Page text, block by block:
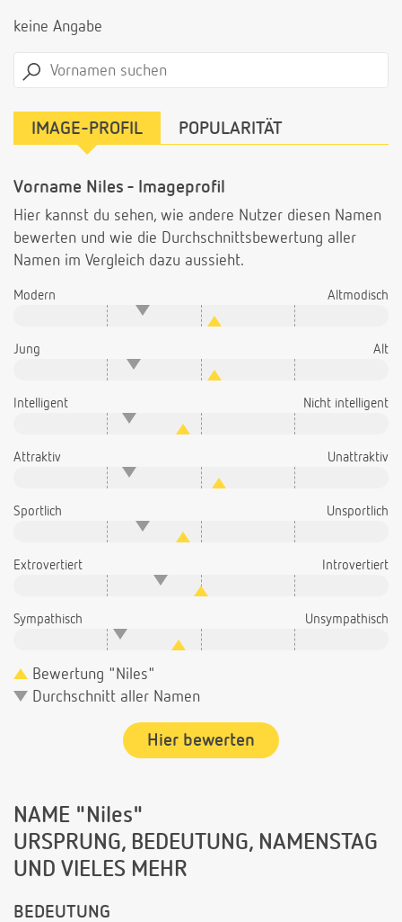
keine Angabe
IMAGE-PROFIL POPULARITÄT
Vorname Niles - Imageprofil
Hier kannst du sehen, wie andere Nutzer diesen Namen
bewerten und wie die Durchschnittsbewertung aller
Namen im Vergleich dazu aussieht.
Modern Altmodisch
Jung Alt
Intelligent Nicht intelligent
Attraktiv Unattraktiv
Sportlich Unsportlich
Extrovertiert Introvertiert
Sympathisch Unsympathisch
Bewertung "Niles"
Durchschnitt aller Namen
Hier bewerten
NAME "Niles"
URSPRUNG, BEDEUTUNG, NAMENSTAG
UND VIELES MEHR
BEDEUTUNG